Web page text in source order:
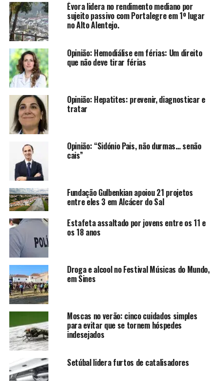
Évora lidera no rendimento mediano por
sujeito passivo com Portalegre em 1º lugar
no Alto Alentejo.
Opinião: Hemodiálise em férias: Um direito
que não deve tirar férias
Opinião: Hepatites: prevenir, diagnosticar e
tratar
Opinião: “Sidónio Pais, não durmas… senão
cais”
Fundação Gulbenkian apoiou 21 projetos
entre eles 3 em Alcácer do Sal
Estafeta assaltado por jovens entre os 11 e
os 18 anos
Droga e alcool no Festival Músicas do Mundo,
em Sines
Moscas no verão: cinco cuidados simples
para evitar que se tornem hóspedes
indesejados
Setúbal lidera furtos de catalisadores